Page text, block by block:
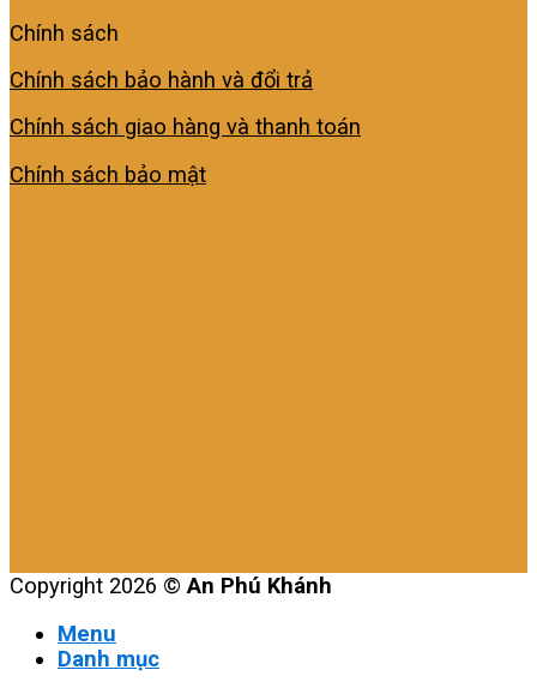
Chính sách
Chính sách bảo hành và đổi trả
Chính sách giao hàng và thanh toán
Chính sách bảo mật
Copyright 2026 © An Phú Khánh
Menu
Danh mục